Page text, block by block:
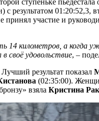
ступеньке пьедестала
с результатом 01:20:52,3,
участие и
километров, а когда
своё удовольствие, –
Лучший результат показал
(02:35:00).
взяла Кристина